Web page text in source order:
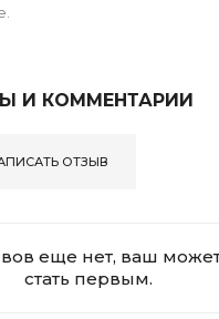
И КОММЕНТАРИИ
ОТЗЫВ
еще нет, ваш
стать первым.